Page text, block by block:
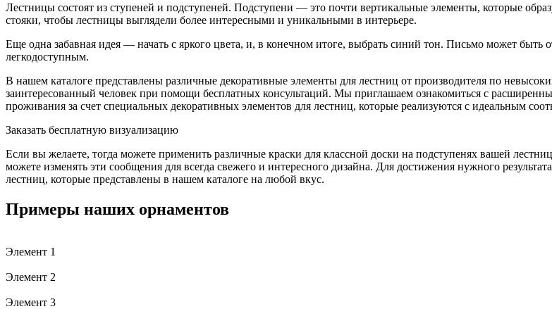
Лестницы состоят из ступеней и подступеней. Подступени — это почти вертикальные элементы, которые
стояки, чтобы лестницы выглядели более интересными и уникальными в интерьере.
Еще одна забавная идея — начать с яркого цвета, и, в конечном итоге, выбрать синий тон. Письмо может
легкодоступным.
В нашем каталоге представлены различные декоративные элементы для лестниц от производителя по
заинтересованный человек при помощи бесплатных консультаций. Мы приглашаем ознакомиться с
проживания за счет специальных декоративных элементов для лестниц, которые реализуются с идеальным
Заказать бесплатную визуализацию
Если вы желаете, тогда можете применить различные краски для классной доски на подступенях вашей
можете изменять эти сообщения для всегда свежего и интересного дизайна. Для достижения нужного
лестниц, которые представлены в нашем каталоге на любой вкус.
Примеры наших орнаментов
Элемент 1
Элемент 2
Элемент 3